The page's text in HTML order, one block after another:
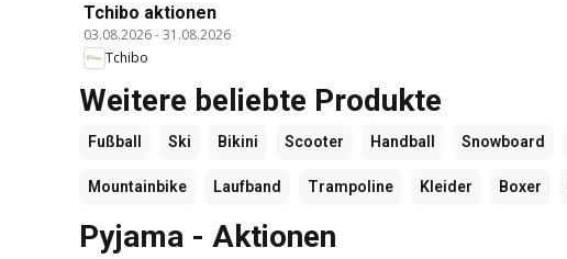
Tchibo aktionen
03.08.2026-31.08.2026
Tchibo
Weitere beliebte Produkte
Fußball Ski Bikini Scooter Handball Snowboard
Mountainbike Laufband Trampoline Kleider Boxer
Pyjama - Aktionen